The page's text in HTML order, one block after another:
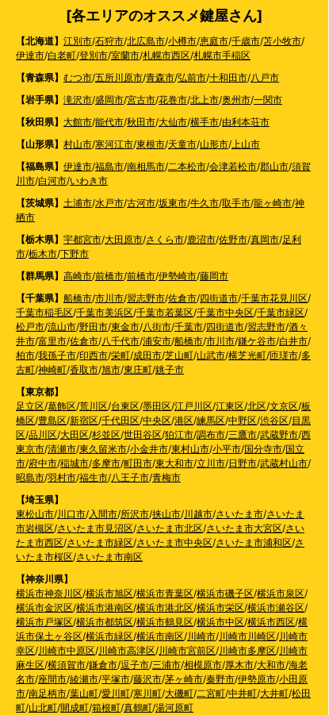
[各エリアのオススメ鍵屋さん]
【北海道】 江別市/石狩市/北広島市/小樽市/恵庭市/千歳市/苫小牧市/
伊達市/白老町/登別市/室蘭市/札幌市西区/札幌市手稲区
【青森県】 むつ市/五所川原市/青森市/弘前市/十和田市/八戸市
【岩手県】 滝沢市/盛岡市/宮古市/花巻市/北上市/奥州市/一関市
【秋田県】 大館市/能代市/秋田市/大仙市/横手市/由利本荘市
【山形県】 村山市/寒河江市/東根市/天童市/山形市/上山市
【福島県】 伊達市/福島市/南相馬市/二本松市/会津若松市/郡山市/須賀
川市/白河市/いわき市
【茨城県】 土浦市/水戸市/古河市/坂東市/牛久市/取手市/龍ヶ崎市/神
栖市
【栃木県】 宇都宮市/大田原市/さくら市/鹿沼市/佐野市/真岡市/足利
市/栃木市/下野市
【群馬県】 高崎市/前橋市/前橋市/伊勢崎市/藤岡市
【千葉県】 船橋市/市川市/習志野市/佐倉市/四街道市/千葉市花見川区/
千葉市稲毛区/千葉市美浜区/千葉市若葉区/千葉市中央区/千葉市緑区/
松戸市/流山市/野田市/東金市/八街市/千葉市/四街道市/習志野市/酒々
井市/富里市/佐倉市/八千代市/浦安市/船橋市/市川市/鎌ケ谷市/白井市/
柏市/我孫子市/印西市/栄町/成田市/芝山町/山武市/横芝光町/匝瑳市/多
古町/神崎町/香取市/旭市/東庄町/銚子市
【東京都】
足立区/葛飾区/荒川区/台東区/墨田区/江戸川区/江東区/北区/文京区/板
橋区/豊島区/新宿区/千代田区/中央区/港区/練馬区/中野区/渋谷区/目黒
区/品川区/大田区/杉並区/世田谷区/狛江市/調布市/三鷹市/武蔵野市/西
東京市/清瀬市/東久留米市/小金井市/東村山市/小平市/国分寺市/国立
市/府中市/稲城市/多摩市/町田市/東大和市/立川市/日野市/武蔵村山市/
昭島市/羽村市/福生市/八王子市/青梅市
【埼玉県】
東松山市/川口市/入間市/所沢市/挟山市/川越市/さいたま市/さいたま
市岩槻区/さいたま市見沼区/さいたま市北区/さいたま市大宮区/さい
たま市西区/さいたま市緑区/さいたま市中央区/さいたま市浦和区/さ
いたま市桜区/さいたま市南区
【神奈川県】
横浜市神奈川区/横浜市旭区/横浜市青葉区/横浜市磯子区/横浜市泉区/
横浜市金沢区/横浜市港南区/横浜市港北区/横浜市栄区/横浜市瀬谷区/
横浜市戸塚区/横浜市都筑区/横浜市鶴見区/横浜市中区/横浜市西区/横
浜市保土ヶ谷区/横浜市緑区/横浜市南区/川崎市/川崎市川崎区/川崎市
幸区/川崎市中原区/川崎市高津区/川崎市宮前区/川崎市多摩区/川崎市
麻生区/横須賀市/鎌倉市/逗子市/三浦市/相模原市/厚木市/大和市/海老
名市/座間市/綾瀬市/平塚市/藤沢市/茅ヶ崎市/秦野市/伊勢原市/小田原
市/南足柄市/葉山町/愛川町/寒川町/大磯町/二宮町/中井町/大井町/松田
町/山北町/開成町/箱根町/真鶴町/湯河原町